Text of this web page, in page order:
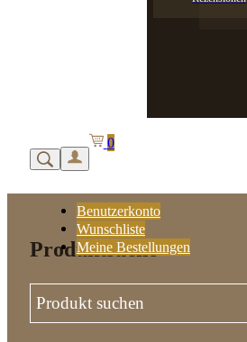
Benutzerkonto
Wunschliste
Meine Bestellungen
0
Produktsuche